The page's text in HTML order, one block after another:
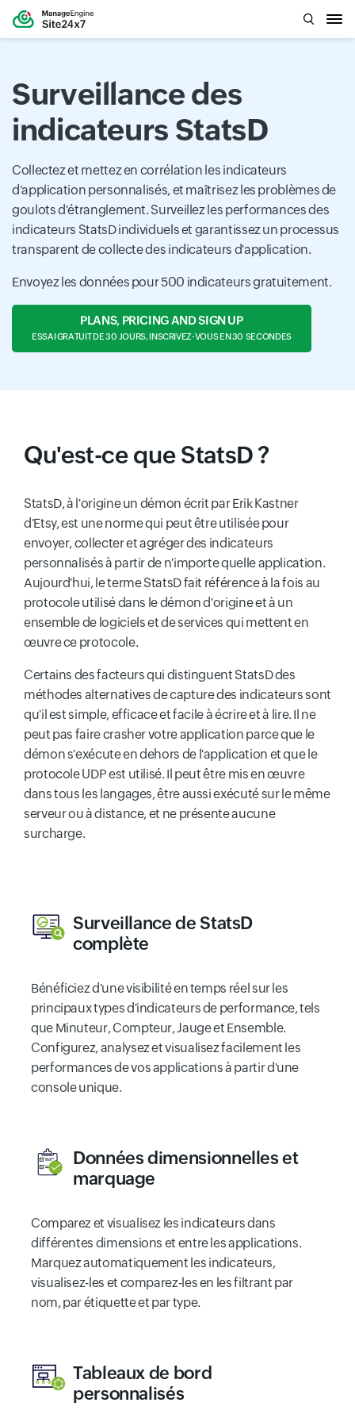
Surveillance des
indicateurs StatsD
Collectez et mettez en corrélation les indicateurs
d'application personnalisés, et maîtrisez les problèmes de
goulots d'étranglement. Surveillez les performances des
indicateurs StatsD individuels et garantissez un processus
transparent de collecte des indicateurs d'application.
Envoyez les données pour 500 indicateurs gratuitement.
PLANS, PRICING AND SIGN UP
ESSAI GRATUIT DE 30 JOURS, INSCRIVEZ-VOUS EN 30 SECONDES
Qu'est-ce que StatsD ?
StatsD, à l'origine un démon écrit par Erik Kastner
d'Etsy, est une norme qui peut être utilisée pour
envoyer, collecter et agréger des indicateurs
personnalisés à partir de n'importe quelle application.
Aujourd'hui, le terme StatsD fait référence à la fois au
protocole utilisé dans le démon d'origine et à un
ensemble de logiciels et de services qui mettent en
œuvre ce protocole.
Certains des facteurs qui distinguent StatsD des
méthodes alternatives de capture des indicateurs sont
qu'il est simple, efficace et facile à écrire et à lire. Il ne
peut pas faire crasher votre application parce que le
démon s'exécute en dehors de l'application et que le
protocole UDP est utilisé. Il peut être mis en œuvre
dans tous les langages, être aussi exécuté sur le même
serveur ou à distance, et ne présente aucune
surcharge.
Surveillance de StatsD
complète
Bénéficiez d'une visibilité en temps réel sur les
principaux types d'indicateurs de performance, tels
que Minuteur, Compteur, Jauge et Ensemble.
Configurez, analysez et visualisez facilement les
performances de vos applications à partir d'une
console unique.
Données dimensionnelles et
marquage
Comparez et visualisez les indicateurs dans
différentes dimensions et entre les applications.
Marquez automatiquement les indicateurs,
visualisez-les et comparez-les en les filtrant par
nom, par étiquette et par type.
Tableaux de bord
personnalisés